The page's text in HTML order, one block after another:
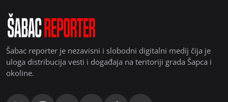
Šabac reporter je nezavisni i slobodni digitalni medij čija je
uloga distribucija vesti i događaja na teritoriji grada Šapca i
okoline.